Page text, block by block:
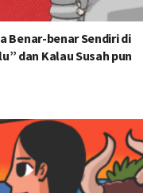
Benar-benar Sendiri di
dan Kalau Susah pun